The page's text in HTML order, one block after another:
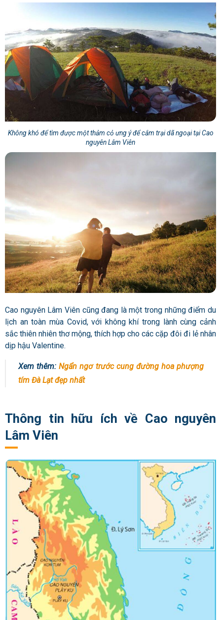
Không khó để tìm được một thảm cỏ ưng ý để cắm trại dã ngoại tại Cao
nguyên Lâm Viên
Cao nguyên Lâm Viên cũng đang là một trong những điểm du
lịch an toàn mùa Covid, với không khí trong lành cùng cảnh
sắc thiên nhiên thơ mộng, thích hợp cho các cặp đôi đi lẻ nhân
dịp hậu Valentine.
Xem thêm:Ngẩn ngơ trước cung đường hoa phượng
tím Đà Lạt đẹp nhất
Thông tin hữu ích về Cao nguyên
Lâm Viên